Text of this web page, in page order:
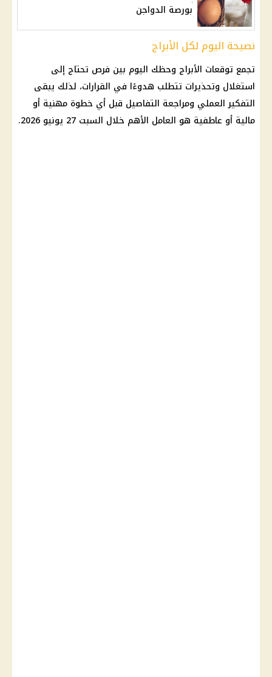
بورصة الدواجن
نصيحة اليوم لكل الأبراج
تجمع توقعات الأبراج وحظك اليوم بين فرص تحتاج إلى
استغلال وتحذيرات تتطلب هدوءًا في القرارات، لذلك يبقى
التفكير العملي ومراجعة التفاصيل قبل أي خطوة مهنية أو
مالية أو عاطفية هو العامل الأهم خلال السبت 27 يونيو 2026.